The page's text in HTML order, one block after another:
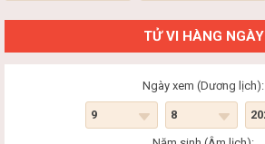
TỬ VI HÀNG NGÀY
Ngày xem (Dương lịch):